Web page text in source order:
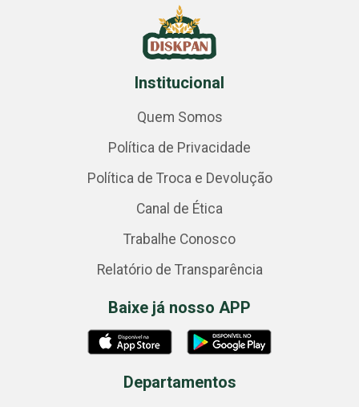
Institucional
Quem Somos
Política de Privacidade
Política de Troca e Devolução
Canal de Ética
Trabalhe Conosco
Relatório de Transparência
Baixe já nosso APP
Departamentos